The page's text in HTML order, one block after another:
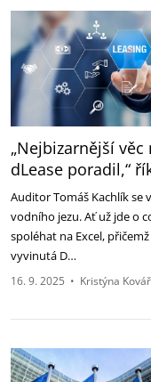
„Nejbizarnější
dLease poradil,“
Auditor Tomáš Kachlík se
vodního jezu. Ať už jde o
spoléhat na Excel,
vyvinutá D…
16. 9. 2025 • Kristýna